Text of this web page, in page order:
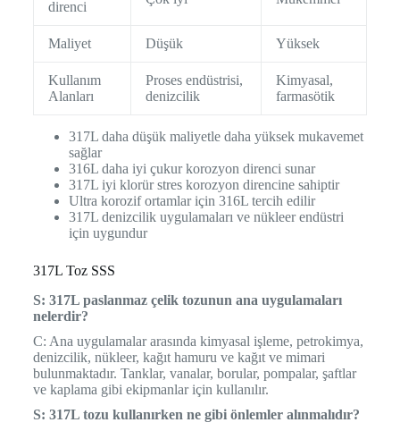
direnci
Maliyet Düşük Yüksek
Kullanım
Alanları
Proses endüstrisi,
denizcilik
Kimyasal,
farmasötik
317L daha düşük maliyetle daha yüksek mukavemet
sağlar
316L daha iyi çukur korozyon direnci sunar
317L iyi klorür stres korozyon direncine sahiptir
Ultra korozif ortamlar için 316L tercih edilir
317L denizcilik uygulamaları ve nükleer endüstri
için uygundur
317L Toz SSS
S: 317L paslanmaz çelik tozunun ana uygulamaları
nelerdir?
C: Ana uygulamalar arasında kimyasal işleme, petrokimya,
denizcilik, nükleer, kağıt hamuru ve kağıt ve mimari
bulunmaktadır. Tanklar, vanalar, borular, pompalar, şaftlar
ve kaplama gibi ekipmanlar için kullanılır.
S: 317L tozu kullanırken ne gibi önlemler alınmalıdır?